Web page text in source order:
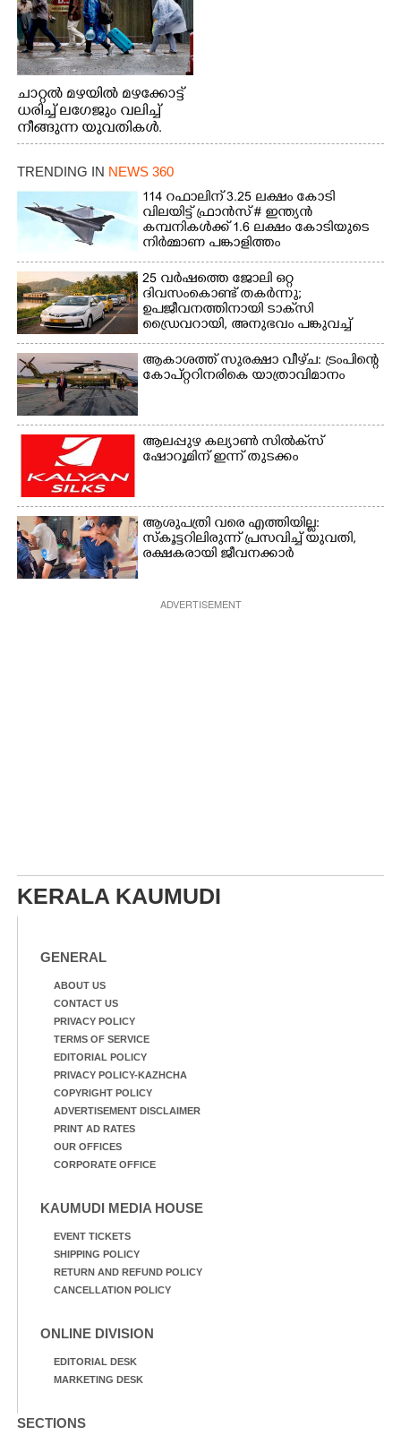
ചാറ്റൽ മഴയിൽ മഴക്കോട്ട്
ധരിച്ച് ലഗേജും വലിച്ച്
നീങ്ങുന്ന യുവതികൾ.
എറണാകുളം മേനകയിൽ
നിന്നുള്ള കാഴ്ച
TRENDING IN NEWS 360
114 റഫാലിന് 3.25 ലക്ഷം കോടി
വിലയിട്ട് ഫ്രാൻസ് # ഇന്ത്യൻ
കമ്പനികൾക്ക് 1.6 ലക്ഷം കോടിയുടെ
നിർമ്മാണ പങ്കാളിത്തം
25 വർഷത്തെ ജോലി ഒറ്റ
ദിവസംകൊണ്ട് തകർന്നു;
ഉപജീവനത്തിനായി ടാക്‌സി
ഡ്രൈവറായി,​ അനുഭവം പങ്കുവച്ച്
യുവതി
ആകാശത്ത് സുരക്ഷാ വീഴ്‌ച: ട്രംപിന്റെ
കോ‌പ്‌റ്ററിനരികെ യാത്രാവിമാനം
ആലപ്പുഴ കല്യാൺ സിൽക്‌സ്
ഷോറൂമിന് ഇന്ന് തുടക്കം
ആശുപത്രി വരെ എത്തിയില്ല:
സ്കൂട്ടറിലിരുന്ന് പ്രസവിച്ച് യുവതി,
രക്ഷകരായി ജീവനക്കാർ
ADVERTISEMENT
KERALA KAUMUDI
GENERAL
ABOUT US
CONTACT US
PRIVACY POLICY
TERMS OF SERVICE
EDITORIAL POLICY
PRIVACY POLICY-KAZHCHA
COPYRIGHT POLICY
ADVERTISEMENT DISCLAIMER
PRINT AD RATES
OUR OFFICES
CORPORATE OFFICE
KAUMUDI MEDIA HOUSE
EVENT TICKETS
SHIPPING POLICY
RETURN AND REFUND POLICY
CANCELLATION POLICY
ONLINE DIVISION
EDITORIAL DESK
MARKETING DESK
SECTIONS